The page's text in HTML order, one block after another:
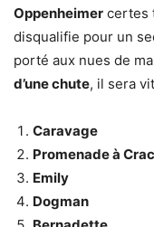
Oppenheimer certes
disqualifie pour un
porté aux nues de
d’une chute, il sera
Caravage
Promenade à
Emily
Dogman